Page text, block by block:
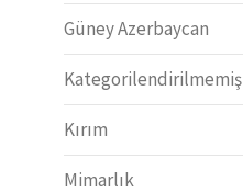
Güney Azerbaycan
Kategorilendirilmemiş
Kırım
Mimarlık